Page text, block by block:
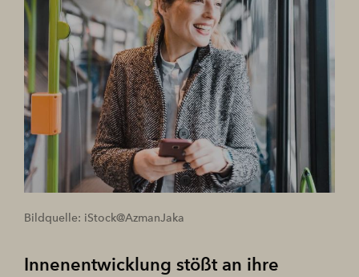
Bildquelle: iStock@AzmanJaka
Innenentwicklung stößt an ihre